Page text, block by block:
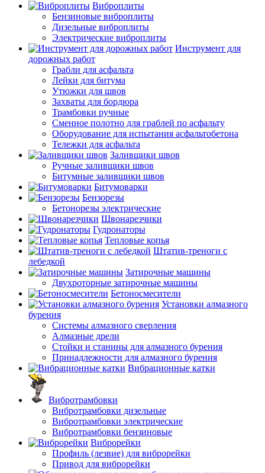
Виброплиты
Бензиновые виброплиты
Дизельные виброплиты
Электрические виброплиты
Инструмент для
дорожных работ
Грабли для асфальта
Лейки для битума
Утюжки для швов
Захваты для бордюра
Трамбовки ручные
Сменное полотно для граблей по асфальту
Оборудование для испытания асфальтобетона
Тележки для асфальта
Заливщики швов
Ручные заливщики швов
Битумные заливщики швов
Битумоварки
Бензорезы
Бетонорезы электрические
Швонарезчики
Гудронаторы
Тепловые копья
Штатив-треноги с
лебедкой
Затирочные машины
Двухроторные затирочные машины
Бетоносмесители
Установки алмазного
бурения
Системы алмазного сверления
Алмазные дрели
Стойки и станины для алмазного бурения
Принадлежности для алмазного бурения
Вибрационные катки
Вибротрамбовки
Вибротрамбовки дизельные
Вибротрамбовки электрические
Вибротрамбовки бензиновые
Виброрейки
Профиль (лезвие) для виброрейки
Привод для виброрейки